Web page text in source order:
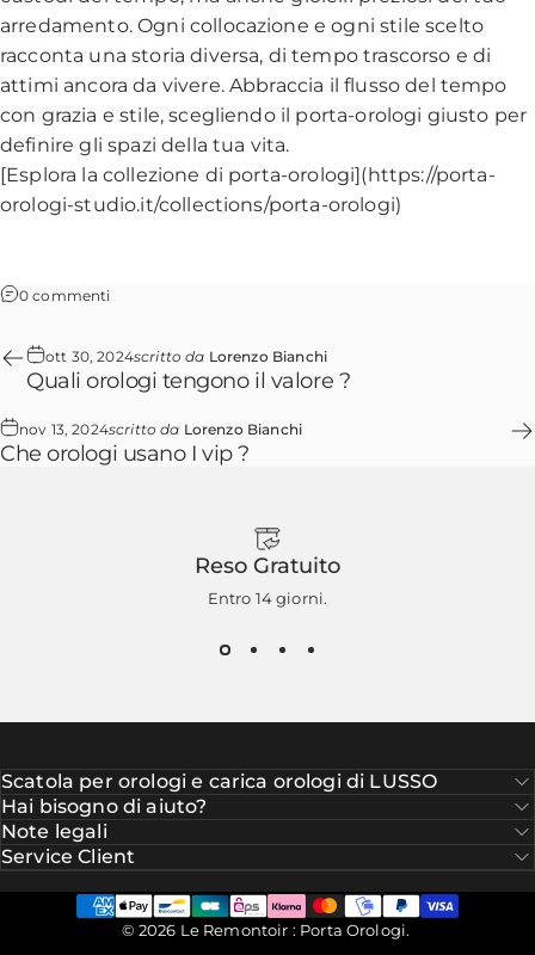
arredamento. Ogni collocazione e ogni stile scelto
racconta una storia diversa, di tempo trascorso e di
attimi ancora da vivere. Abbraccia il flusso del tempo
con grazia e stile, scegliendo il porta-orologi giusto per
definire gli spazi della tua vita.
[Esplora la collezione di porta-orologi](https://porta-
orologi-studio.it/collections/porta-orologi)
0 commenti
ott 30, 2024scritto da Lorenzo Bianchi
Quali orologi tengono il valore ?
nov 13, 2024scritto da Lorenzo Bianchi
Che orologi usano I vip ?
Reso Gratuito
Entro 14 giorni.
Scatola per orologi e carica orologi di LUSSO
Hai bisogno di aiuto?
Note legali
Service Client
© 2026 Le Remontoir : Porta Orologi.